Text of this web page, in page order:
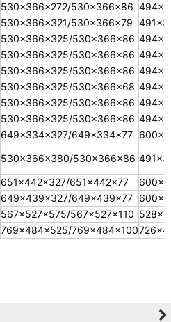
530×366×272/530×366×86
530×366×321/530×366×79
530×366×325/530×366×86
530×366×325/530×366×86
530×366×325/530×366×86
530×366×325/530×366×68
530×366×325/530×366×86
530×366×325/530×366×86
649×334×327/649×334×77
530×366×380/530×366×86
651×442×327/651×442×77
649×439×327/649×439×77
567×527×575/567×527×110
769×484×525/769×484×100